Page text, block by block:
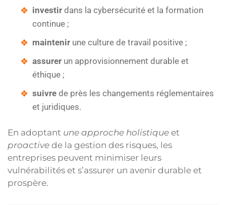
investir dans la cybersécurité et la formation
continue ;
maintenir une culture de travail positive ;
assurer un approvisionnement durable et
éthique ;
suivre de près les changements réglementaires
et juridiques.
En adoptant une approche holistique et
proactive de la gestion des risques, les
entreprises peuvent minimiser leurs
vulnérabilités et s’assurer un avenir durable et
prospère.